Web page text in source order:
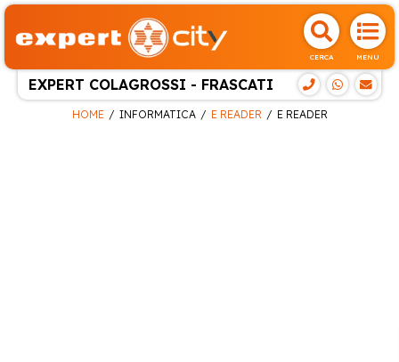
CERCA MENU
EXPERT COLAGROSSI - FRASCATI
HOME INFORMATICA E READER E READER